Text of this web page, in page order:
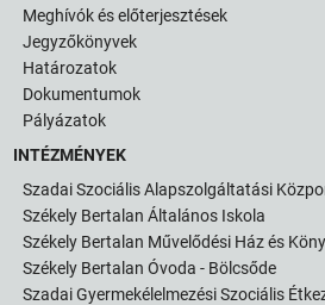
Meghívók és előterjesztések
Jegyzőkönyvek
Határozatok
Dokumentumok
Pályázatok
INTÉZMÉNYEK
Szadai Szociális Alapszolgáltatási
Székely Bertalan Általános Iskola
Székely Bertalan Művelődési Ház és
Székely Bertalan Óvoda - Bölcsőde
Szadai Gyermekélelmezési Szociális